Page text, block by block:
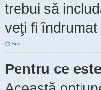
trebui să
veţi fi
Sus
Pentru ce